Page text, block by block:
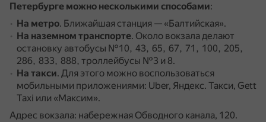
Петербурге можно несколькими способами:
На метро. Ближайшая станция — «Балтийская».
На наземном транспорте. Около вокзала делают
остановку автобусы №10, 43, 65, 67, 71, 100, 205,
286, 833, 888, троллейбусы №3 и 8.
На такси. Для этого можно воспользоваться
мобильными приложениями: Uber, Яндекс. Такси, Gett
Taxi или «Максим».
Адрес вокзала: набережная Обводного канала, 120.